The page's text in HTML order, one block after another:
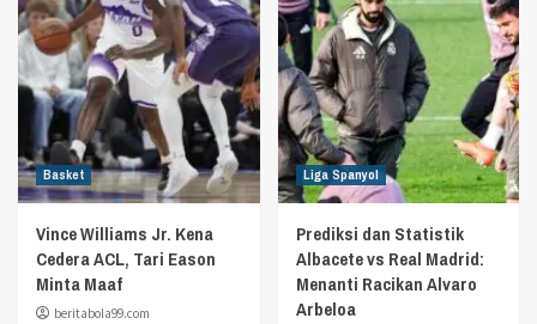
Basket
Vince Williams Jr. Kena
Cedera ACL, Tari Eason
Minta Maaf
beritabola99.com
Liga Spanyol
Prediksi dan Statistik
Albacete vs Real Madrid:
Menanti Racikan Alvaro
Arbeloa